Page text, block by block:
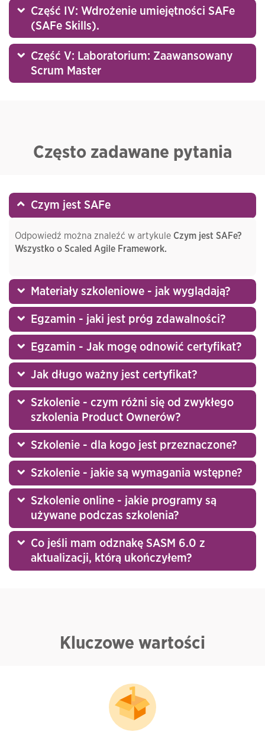
Część IV: Wdrożenie umiejętności SAFe
(SAFe Skills).
Część V: Laboratorium: Zaawansowany
Scrum Master
Często zadawane pytania
Czym jest SAFe
Odpowiedź można znaleźć w artykule Czym jest SAFe?
Wszystko o Scaled Agile Framework.
Materiały szkoleniowe - jak wyglądają?
Egzamin - jaki jest próg zdawalności?
Egzamin - Jak mogę odnowić certyfikat?
Jak długo ważny jest certyfikat?
Szkolenie - czym różni się od zwykłego
szkolenia Product Ownerów?
Szkolenie - dla kogo jest przeznaczone?
Szkolenie - jakie są wymagania wstępne?
Szkolenie online - jakie programy są
używane podczas szkolenia?
Co jeśli mam odznakę SASM 6.0 z
aktualizacji, którą ukończyłem?
Kluczowe wartości